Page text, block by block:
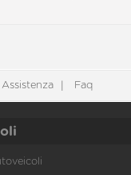
Assistenza Faq